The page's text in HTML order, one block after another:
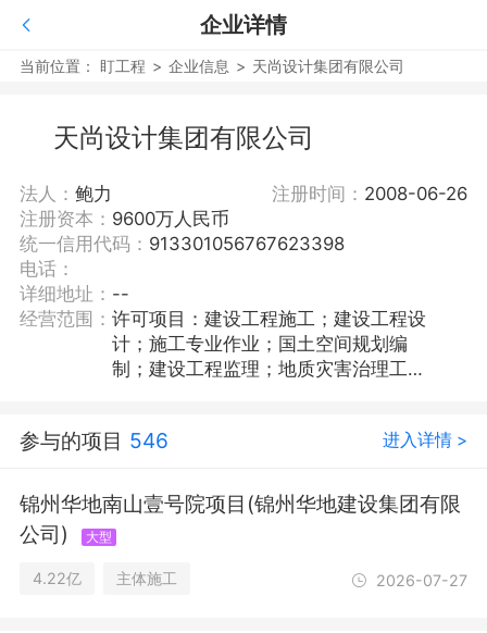
企业详情
当前位置： 盯工程 > 企业信息 > 天尚设计集团有限公司
天尚设计集团有限公司
法人： 鲍力 注册时间： 2008-06-26
注册资本： 9600万人民币
统一信用代码： 913301056767623398
电话：
详细地址： --
经营范围： 许可项目：建设工程施工；建设工程设
计；施工专业作业；国土空间规划编
制；建设工程监理；地质灾害治理工程
计；地质灾害治理工程设计；住宅室内
法须经批准的项目，经相关部门批准后
方可开展经营活动，具体经营项目以审
批结果为准)。一般项目：工程造价咨询
业务；园林绿化工程施工；工程管理服
务；工业设计服务；信息系统运行维护
参与的项目 546 进入详情 >
锦州华地南山壹号院项目(锦州华地建设集团有限
公司)
大型
4.22亿 主体施工 2026-07-27